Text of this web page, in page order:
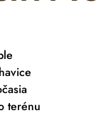
terénu